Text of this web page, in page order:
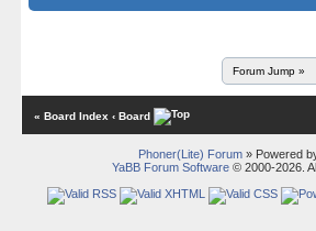
« Board Index ‹ Board
Phoner(Lite) Forum» Powered
YaBB Forum Software© 2000-2026.